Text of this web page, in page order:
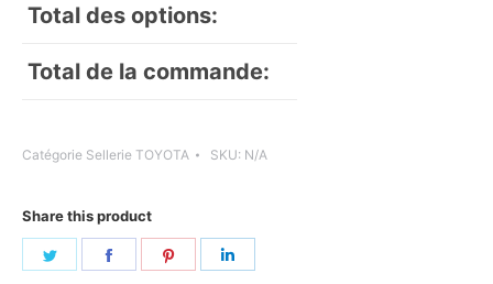
Total des options:
Total de la commande:
Catégorie Sellerie TOYOTA SKU: N/A
Share this product
Share
Share